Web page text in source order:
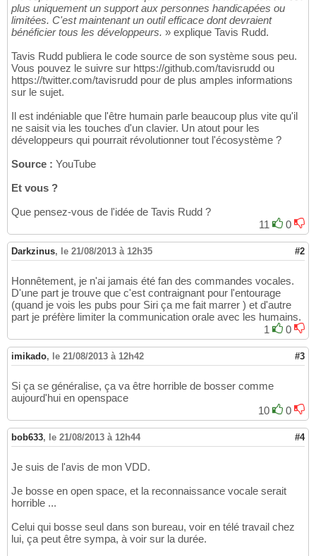
plus uniquement un support aux personnes handicapées ou
limitées. C'est maintenant un outil efficace dont devraient
bénéficier tous les développeurs. » explique Tavis Rudd.
Tavis Rudd publiera le code source de son système sous peu.
Vous pouvez le suivre sur https://github.com/tavisrudd ou
https://twitter.com/tavisrudd pour de plus amples informations
sur le sujet.
Il est indéniable que l'être humain parle beaucoup plus vite qu'il
ne saisit via les touches d'un clavier. Un atout pour les
développeurs qui pourrait révolutionner tout l'écosystème ?
Source : YouTube
Et vous ?
Que pensez-vous de l'idée de Tavis Rudd ?
11
0
Darkzinus, le 21/08/2013 à 12h35 #2
Honnêtement, je n'ai jamais été fan des commandes vocales.
D'une part je trouve que c'est contraignant pour l'entourage
(quand je vois les pubs pour Siri ça me fait marrer ) et d'autre
part je préfère limiter la communication orale avec les humains.
1
0
imikado, le 21/08/2013 à 12h42 #3
Si ça se généralise, ça va être horrible de bosser comme
aujourd'hui en openspace
10
0
bob633, le 21/08/2013 à 12h44 #4
Je suis de l'avis de mon VDD.
Je bosse en open space, et la reconnaissance vocale serait
horrible ...
Celui qui bosse seul dans son bureau, voir en télé travail chez
lui, ça peut être sympa, à voir sur la durée.